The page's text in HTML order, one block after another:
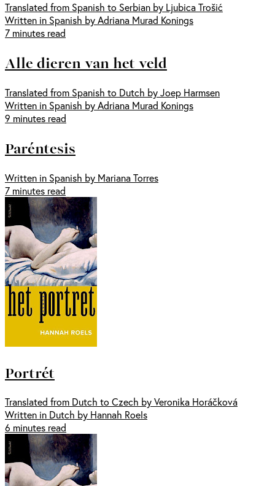
Translated from Spanish to Serbian by Ljubica Trošić
Written in Spanish by Adriana Murad Konings
7 minutes read
Alle dieren van het veld
Translated from Spanish to Dutch by Joep Harmsen
Written in Spanish by Adriana Murad Konings
9 minutes read
Paréntesis
Written in Spanish by Mariana Torres
7 minutes read
Portrét
Translated from Dutch to Czech by Veronika Horáčková
Written in Dutch by Hannah Roels
6 minutes read